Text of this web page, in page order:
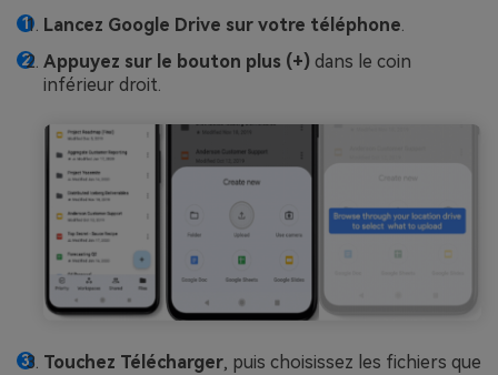
Lancez Google Drive sur votre téléphone.
Appuyez sur le bouton plus (+) dans le coin
inférieur droit.
Touchez Télécharger, puis choisissez les fichiers que